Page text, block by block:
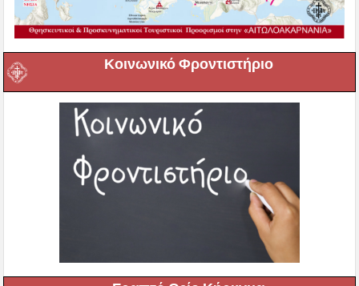
Κοινωνικό Φροντιστήριο